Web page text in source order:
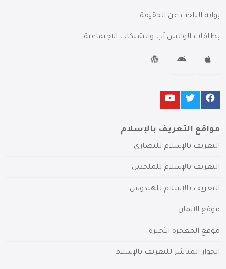
بوابة الباحث عن الحقيقة
بطاقات الواتس آب والشبكات الاجتماعية
مواقع التعريف بالإسلام
التعريف بالإسلام للنصارى
التعريف بالإسلام للملحدين
التعريف بالإسلام للهندوس
موقع الإيمان
موقع المعجزة الأخيرة
الحوار المباشر للتعريف بالإسلام